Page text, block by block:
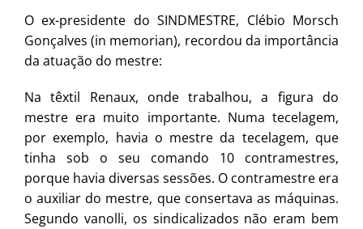
O ex-presidente do SINDMESTRE, Clébio Morsch
Gonçalves (in memorian), recordou da importância
da atuação do mestre:
Na têxtil Renaux, onde trabalhou, a figura do
mestre era muito importante. Numa tecelagem,
por exemplo, havia o mestre da tecelagem, que
tinha sob o seu comando 10 contramestres,
porque havia diversas sessões. O contramestre era
o auxiliar do mestre, que consertava as máquinas.
Segundo vanolli, os sindicalizados não eram bem